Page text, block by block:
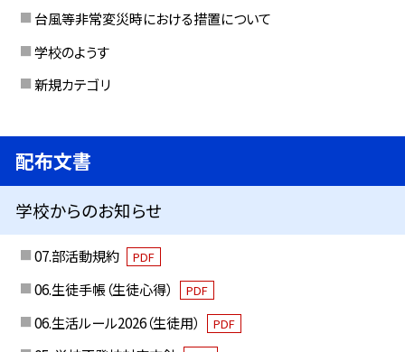
台風等非常変災時における措置について
学校のようす
新規カテゴリ
配布文書
学校からのお知らせ
07.部活動規約 PDF
06.生徒手帳（生徒心得） PDF
06.生活ルール2026（生徒用） PDF